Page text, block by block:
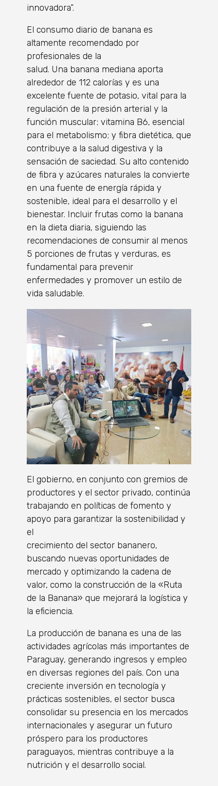
innovadora”.
El consumo diario de banana es
altamente recomendado por
profesionales de la
salud. Una banana mediana aporta
alrededor de 112 calorías y es una
excelente fuente de potasio, vital para la
regulación de la presión arterial y la
función muscular; vitamina B6, esencial
para el metabolismo; y fibra dietética, que
contribuye a la salud digestiva y la
sensación de saciedad. Su alto contenido
de fibra y azúcares naturales la convierte
en una fuente de energía rápida y
sostenible, ideal para el desarrollo y el
bienestar. Incluir frutas como la banana
en la dieta diaria, siguiendo las
recomendaciones de consumir al menos
5 porciones de frutas y verduras, es
fundamental para prevenir
enfermedades y promover un estilo de
vida saludable.
El gobierno, en conjunto con gremios de
productores y el sector privado, continúa
trabajando en políticas de fomento y
apoyo para garantizar la sostenibilidad y
el
crecimiento del sector bananero,
buscando nuevas oportunidades de
mercado y optimizando la cadena de
valor, como la construcción de la «Ruta
de la Banana» que mejorará la logística y
la eficiencia.
La producción de banana es una de las
actividades agrícolas más importantes de
Paraguay, generando ingresos y empleo
en diversas regiones del país. Con una
creciente inversión en tecnología y
prácticas sostenibles, el sector busca
consolidar su presencia en los mercados
internacionales y asegurar un futuro
próspero para los productores
paraguayos, mientras contribuye a la
nutrición y el desarrollo social.